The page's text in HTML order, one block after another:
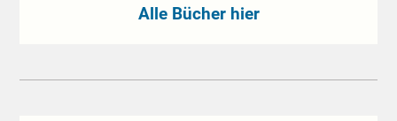
Alle Bücher hier